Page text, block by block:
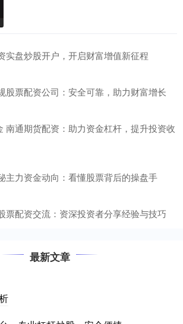
实盘炒股开户，开启财富增值新征程
股票配资公司：安全可靠，助力财富增长
南通期货配资：助力资金杠杆，提升投资收
主力资金动向：看懂股票背后的操盘手
票配资交流：资深投资者分享经验与技巧
最新文章